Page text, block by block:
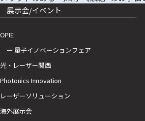
展示会/イベント
OPIE
ー 量子イノベーションフェア
光・レーザー関西
Photonics Innovation
レーザーソリューション
海外展示会